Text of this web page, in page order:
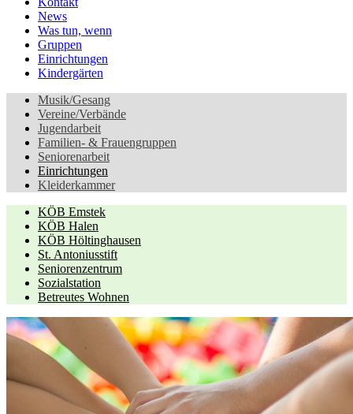
News
Was tun, wenn
Gruppen
Einrichtungen
Kindergärten
Musik/Gesang
Vereine/Verbände
Jugendarbeit
Familien- & Frauengruppen
Seniorenarbeit
Einrichtungen
Kleiderkammer
KÖB Emstek
KÖB Halen
KÖB Höltinghausen
St. Antoniusstift
Seniorenzentrum
Sozialstation
Betreutes Wohnen